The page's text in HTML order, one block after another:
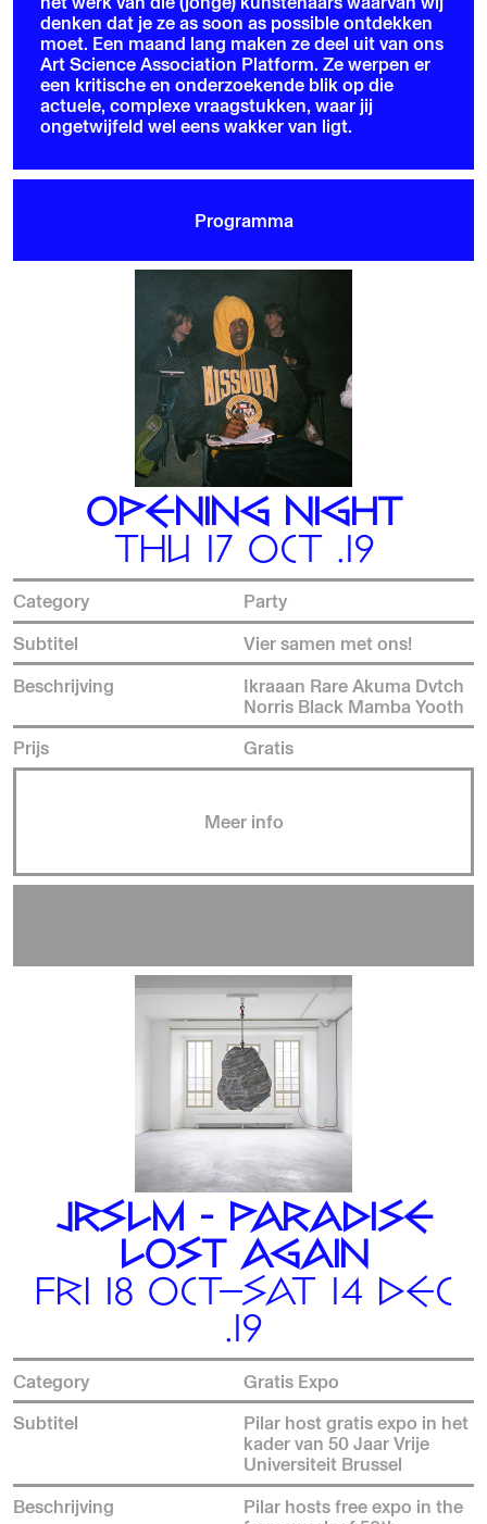
denken dat je ze as soon as possible ontdekken
moet. Een maand lang maken ze deel uit van ons
Art Science Association Platform. Ze werpen er
een kritische en onderzoekende blik op die
actuele, complexe vraagstukken, waar jij
ongetwijfeld wel eens wakker van ligt.
Programma
OPENING NIGHT
THU 17 OCT .19
Category
Party
Subtitel
Vier samen met ons!
Beschrijving
Ikraaan Rare Akuma Dvtch
Norris Black Mamba Yooth
Prijs
Gratis
Meer info
JRSLM - PARADISE
LOST AGAIN
FRI 18 OCT—SAT 14 DEC
.19
Category
Gratis Expo
Subtitel
Pilar host gratis expo in het
kader van 50 Jaar Vrije
Universiteit Brussel
Beschrijving
Pilar hosts free expo in the